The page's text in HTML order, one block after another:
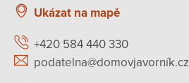
Ukázat na mapě
+420 584 440 330
podatelna@domovjavorník.cz